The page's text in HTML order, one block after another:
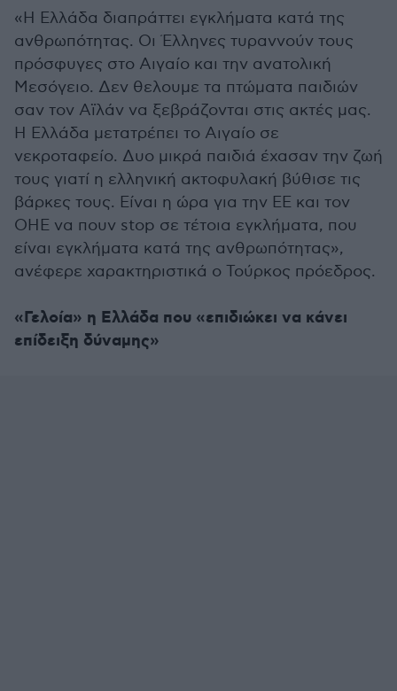
«Η Ελλάδα διαπράττει εγκλήματα κατά της
ανθρωπότητας. Οι Έλληνες τυραννούν τους
πρόσφυγες στο Αιγαίο και την ανατολική
Μεσόγειο. Δεν θελουμε τα πτώματα παιδιών
σαν τον Αϊλάν να ξεβράζονται στις ακτές μας.
Η Ελλάδα μετατρέπει το Αιγαίο σε
νεκροταφείο. Δυο μικρά παιδιά έχασαν την ζωή
τους γιατί η ελληνική ακτοφυλακή βύθισε τις
βάρκες τους. Είναι η ώρα για την ΕΕ και τον
ΟΗΕ να πουν stop σε τέτοια εγκλήματα, που
είναι εγκλήματα κατά της ανθρωπότητας»,
ανέφερε χαρακτηριστικά ο Τούρκος πρόεδρος.
«Γελοία» η Ελλάδα που «επιδιώκει να κάνει
επίδειξη δύναμης»